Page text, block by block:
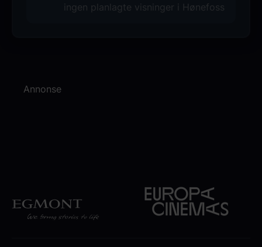
ingen planlagte visninger i Hønefoss
Annonse